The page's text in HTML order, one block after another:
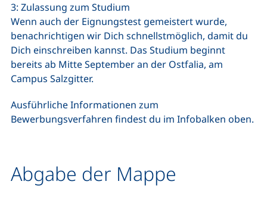
3: Zulassung zum Studium
Wenn auch der Eignungstest gemeistert wurde,
benachrichtigen wir Dich schnellstmöglich, damit du
Dich einschreiben kannst. Das Studium beginnt
bereits ab Mitte September an der Ostfalia, am
Campus Salzgitter.
Ausführliche Informationen zum
Bewerbungsverfahren findest du im Infobalken oben.
Abgabe der Mappe